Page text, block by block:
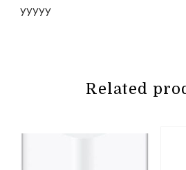
yyyyy
Related